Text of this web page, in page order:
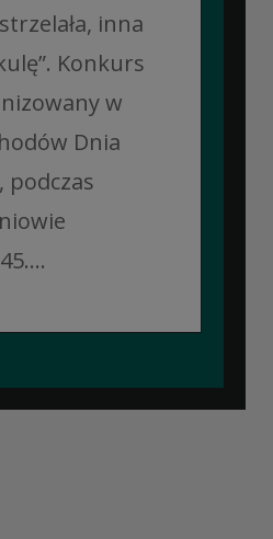
inna
Konkurs
w
Dnia
podczas